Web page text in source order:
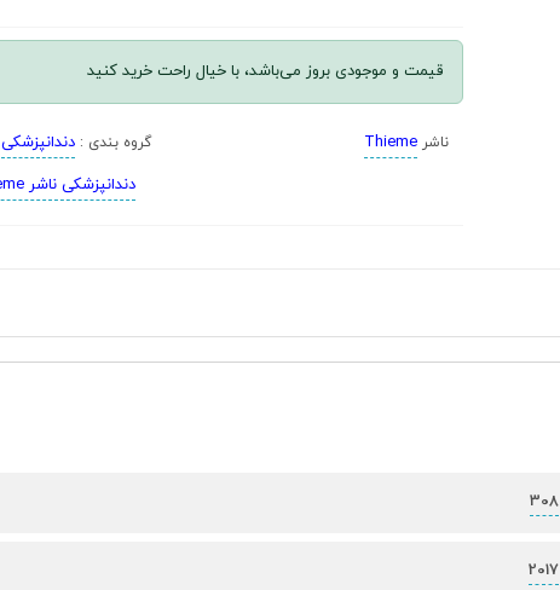
قیمت و موجودی بروز می‌باشد، با خیال راحت خرید کنید
ناشرThieme گروه بندی :دندانپزشکی
دندانپزشکی ناشر Thieme
308
2017